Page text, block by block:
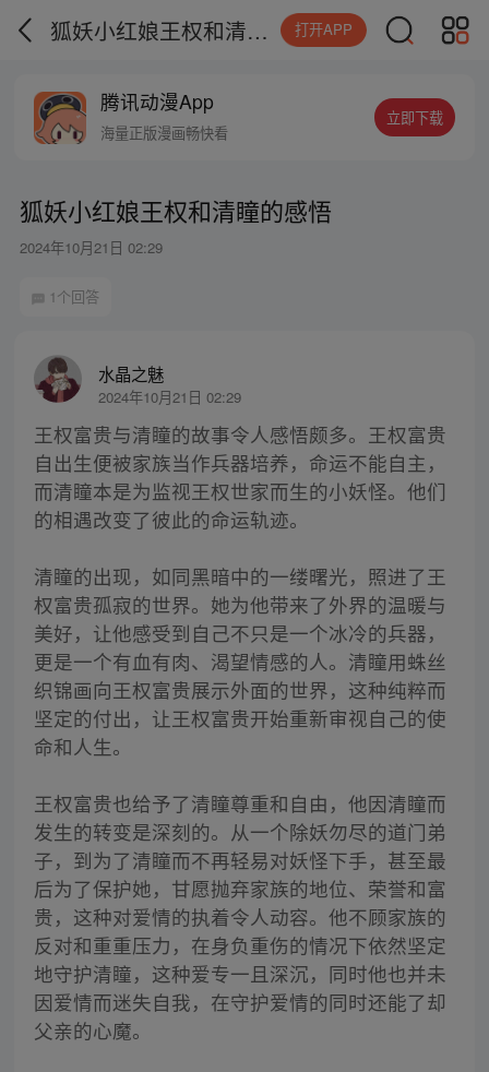
狐妖小红娘王权和清瞳的感悟 打开APP
腾讯动漫App
海量正版漫画畅快看
立即下载
狐妖小红娘王权和清瞳的感悟
2024年10月21日 02:29
1个回答
水晶之魅
2024年10月21日 02:29
王权富贵与清瞳的故事令人感悟颇多。王权富贵
自出生便被家族当作兵器培养，命运不能自主，
而清瞳本是为监视王权世家而生的小妖怪。他们
的相遇改变了彼此的命运轨迹。
清瞳的出现，如同黑暗中的一缕曙光，照进了王
权富贵孤寂的世界。她为他带来了外界的温暖与
美好，让他感受到自己不只是一个冰冷的兵器，
更是一个有血有肉、渴望情感的人。清瞳用蛛丝
织锦画向王权富贵展示外面的世界，这种纯粹而
坚定的付出，让王权富贵开始重新审视自己的使
命和人生。
王权富贵也给予了清瞳尊重和自由，他因清瞳而
发生的转变是深刻的。从一个除妖勿尽的道门弟
子，到为了清瞳而不再轻易对妖怪下手，甚至最
后为了保护她，甘愿抛弃家族的地位、荣誉和富
贵，这种对爱情的执着令人动容。他不顾家族的
反对和重重压力，在身负重伤的情况下依然坚定
地守护清瞳，这种爱专一且深沉，同时他也并未
因爱情而迷失自我，在守护爱情的同时还能了却
父亲的心魔。